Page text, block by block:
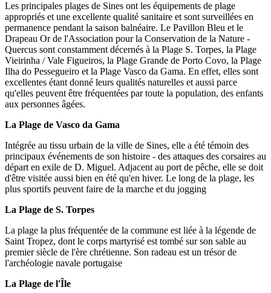
Les principales plages de Sines ont les équipements de plage
appropriés et une excellente qualité sanitaire et sont surveillées en
permanence pendant la saison balnéaire. Le Pavillon Bleu et le
Drapeau Or de l'Association pour la Conservation de la Nature -
Quercus sont constamment décernés à la Plage S. Torpes, la Plage
Vieirinha / Vale Figueiros, la Plage Grande de Porto Covo, la Plage
Ilha do Pessegueiro et la Plage Vasco da Gama. En effet, elles sont
excellentes étant donné leurs qualités naturelles et aussi parce
qu'elles peuvent être fréquentées par toute la population, des enfants
aux personnes âgées.
La Plage de Vasco da Gama
Intégrée au tissu urbain de la ville de Sines, elle a été témoin des
principaux événements de son histoire - des attaques des corsaires au
départ en exile de D. Miguel. Adjacent au port de pêche, elle se doit
d'être visitée aussi bien en été qu'en hiver. Le long de la plage, les
plus sportifs peuvent faire de la marche et du jogging
La Plage de S. Torpes
La plage la plus fréquentée de la commune est liée à la légende de
Saint Tropez, dont le corps martyrisé est tombé sur son sable au
premier siècle de l'ère chrétienne. Son radeau est un trésor de
l'archéologie navale portugaise
La Plage de l'Île